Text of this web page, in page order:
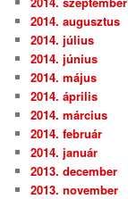
2014. augusztus
2014. július
2014. június
2014. május
2014. április
2014. március
2014. február
2014. január
2013. december
2013. november